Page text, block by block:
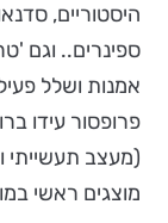
היסטוריים,
ספינרים.. וגם
אמנות ושלל
פרופסור עידו
(מעצב תעשייתי
מוצגים ראשי